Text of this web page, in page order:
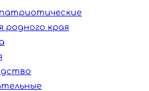
родного края